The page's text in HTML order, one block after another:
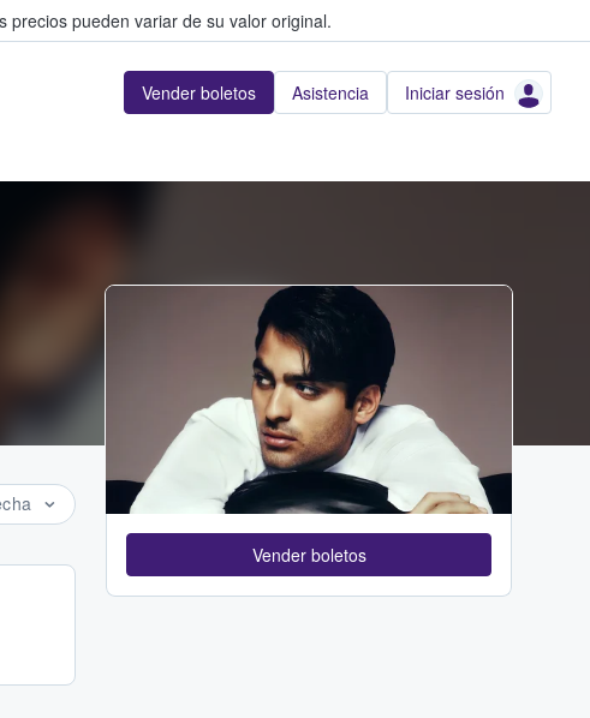
precios pueden variar de su valor original.
Vender boletos Asistencia Iniciar sesión
Vender boletos